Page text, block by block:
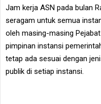
Jam kerja ASN pada bulan
seragam untuk semua
oleh masing-masing
pimpinan instansi
tetap ada sesuai dengan
publik di setiap instansi.